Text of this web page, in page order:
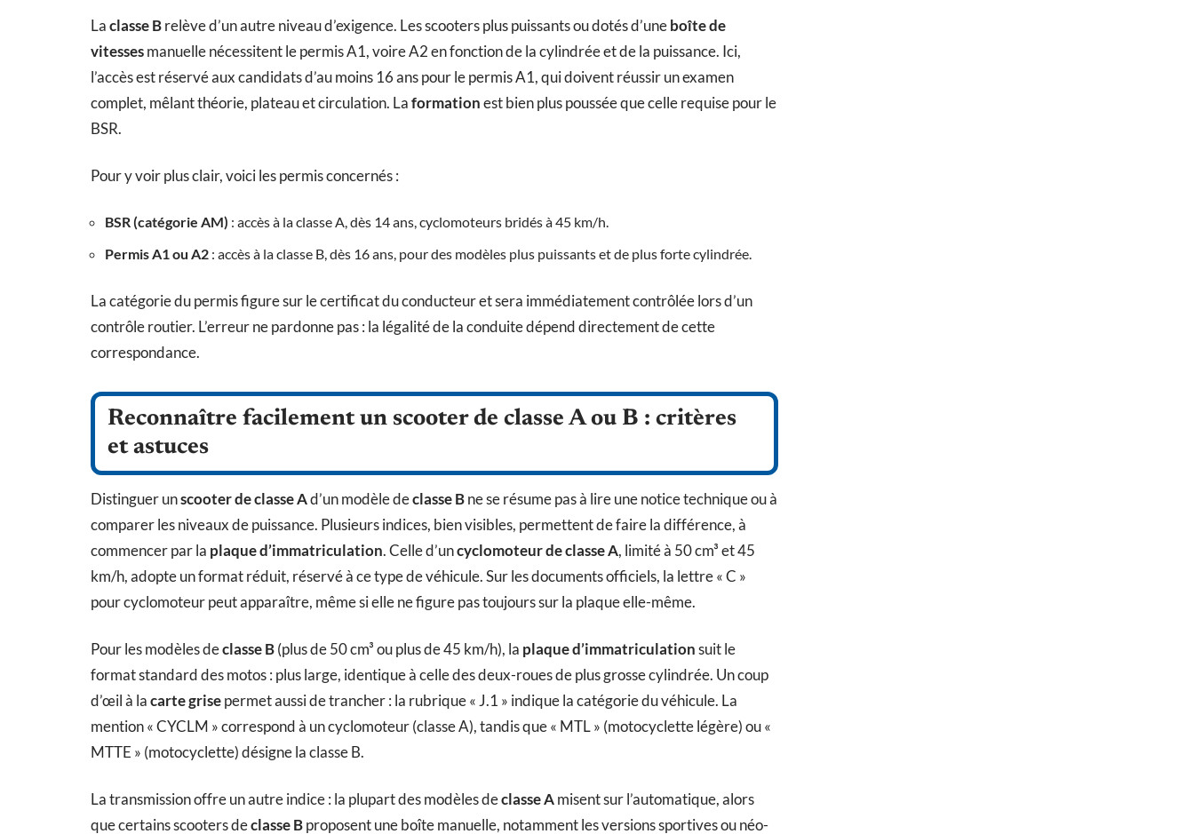
Laclasse Brelève d’un autre niveau d’exigence. Les scooters plus puissants ou dotés d’uneboîte de
vitessesmanuelle nécessitent le permis A1, voire A2 en fonction de la cylindrée et de la puissance. Ici,
l’accès est réservé aux candidats d’au moins 16 ans pour le permis A1, qui doivent réussir un examen
complet, mêlant théorie, plateau et circulation. Laformationest bien plus poussée que celle requise pour le
BSR.
Pour y voir plus clair, voici les permis concernés :
BSR (catégorie AM) : accès à la classe A, dès 14 ans, cyclomoteurs bridés à 45 km/h.
Permis A1 ou A2 : accès à la classe B, dès 16 ans, pour des modèles plus puissants et de plus forte cylindrée.
La catégorie du permis figure sur le certificat du conducteur et sera immédiatement contrôlée lors d’un
contrôle routier. L’erreur ne pardonne pas : la légalité de la conduite dépend directement de cette
correspondance.
Reconnaître facilement un scooter de classe A ou B : critères
et astuces
Distinguer unscooter de classe Ad’un modèle declasse Bne se résume pas à lire une notice technique ou à
comparer les niveaux de puissance. Plusieurs indices, bien visibles, permettent de faire la différence, à
commencer par la plaque d’immatriculation. Celle d’uncyclomoteur de classe A, limité à 50 cm³ et 45
km/h, adopte un format réduit, réservé à ce type de véhicule. Sur les documents officiels, la lettre « C »
pour cyclomoteur peut apparaître, même si elle ne figure pas toujours sur la plaque elle-même.
Pour les modèles declasse B(plus de 50 cm³ ou plus de 45 km/h), la plaque d’immatriculationsuit le
format standard des motos : plus large, identique à celle des deux-roues de plus grosse cylindrée. Un coup
d’œil à lacarte grisepermet aussi de trancher : la rubrique « J.1 » indique la catégorie du véhicule. La
mention « CYCLM » correspond à un cyclomoteur (classe A), tandis que « MTL » (motocyclette légère) ou «
MTTE » (motocyclette) désigne la classe B.
La transmission offre un autre indice : la plupart des modèles declasse Amisent sur l’automatique, alors
que certains scooters declasse Bproposent une boîte manuelle, notamment les versions sportives ou néo-